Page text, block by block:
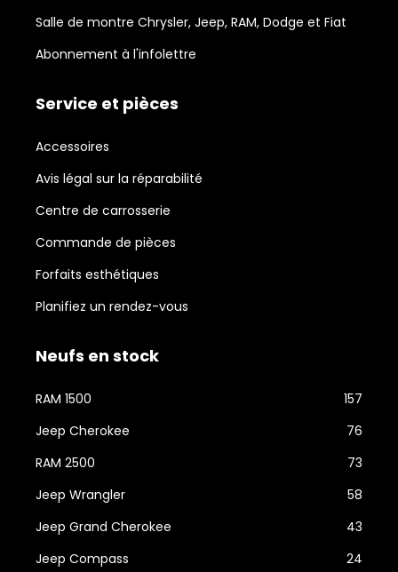
Salle de montre Chrysler, Jeep, RAM, Dodge et Fiat
Abonnement à l'infolettre
Service et pièces
Accessoires
Avis légal sur la réparabilité
Centre de carrosserie
Commande de pièces
Forfaits esthétiques
Planifiez un rendez-vous
Neufs en stock
RAM 1500
157
Jeep Cherokee
76
RAM 2500
73
Jeep Wrangler
58
Jeep Grand Cherokee
43
Jeep Compass
24